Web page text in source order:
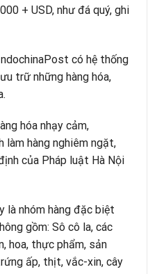
+ USD, như đá quý, ghi
có hệ thống
trữ những hàng hóa,
hóa nhạy cảm,
làm hàng nghiêm ngặt,
của Pháp luật Hà Nội
là nhóm hàng đặc biệt
gồm: Sô cô la, các
hoa, thực phẩm, sản
ấp, thịt, vắc-xin, cây